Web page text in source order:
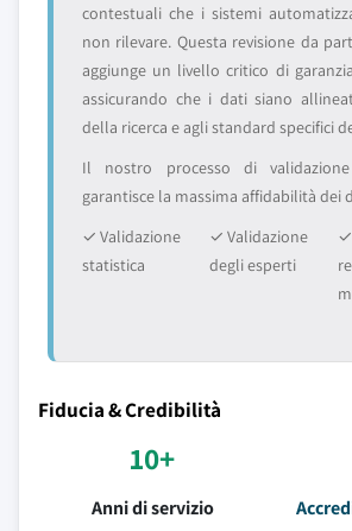
contestuali che i sistemi
non rilevare. Questa revisione da
aggiunge un livello critico di
assicurando che i dati siano
della ricerca e agli standard specifici
Il nostro processo di
garantisce la massima affidabilità dei
✓ Validazione
statistica
✓ Validazione
degli esperti
✓
Fiducia & Credibilità
10+
Anni di servizio